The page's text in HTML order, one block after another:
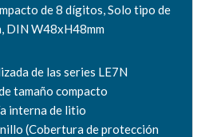
de 8 dígitos, Solo tipo de
DIN W48xH48mm
de las series LE7N
tamaño compacto
interna de litio
(Cobertura de protección